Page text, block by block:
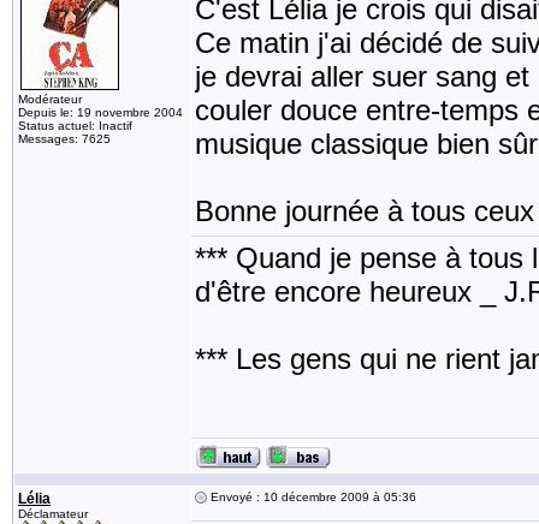
Modérateur
Depuis le: 19 novembre 2004
Status actuel: Inactif
Messages: 7625
C'est Lélia je crois qui
Ce matin j'ai décidé de
je devrai aller suer sang
couler douce entre-temps
musique classique bien
Bonne journée à tous
*** Quand je pense à tous
d'être encore heureux _
*** Les gens qui ne rient
Lélia
Déclamateur
Envoyé : 10 décembre 2009 à 05:36